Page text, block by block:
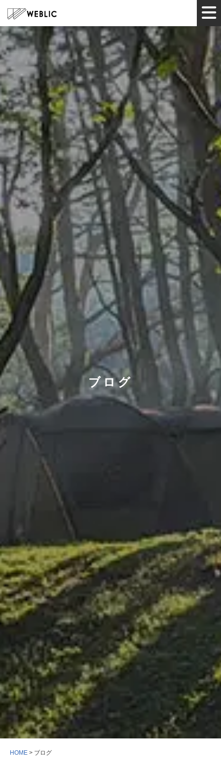
ブログ
HOME > ブログ
HOME
サービス
制作実績
ツール
企業情報
お知らせ
お問い合わせ
ブログ